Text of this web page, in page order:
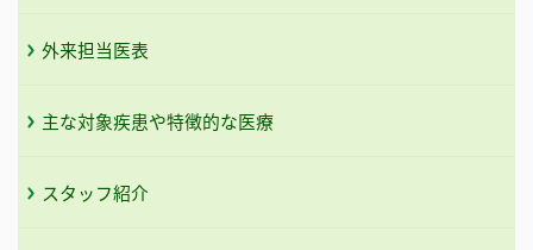
外来担当医表
主な対象疾患や特徴的な医療
スタッフ紹介